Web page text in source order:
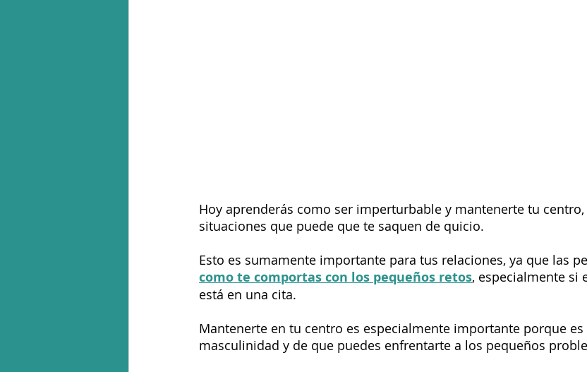
Hoy aprenderás como ser imperturbable y mantenerte tu centro,
situaciones que puede que te saquen de quicio.
Esto es sumamente importante para tus relaciones, ya que las
como te comportas con los pequeños retos, especialmente si
está en una cita.
Mantenerte en tu centro es especialmente importante porque
masculinidad y de que puedes enfrentarte a los pequeños